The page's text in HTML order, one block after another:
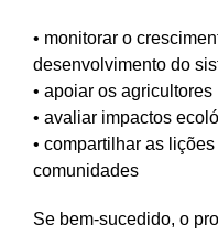
• monitorar o
desenvolvimento do
• apoiar os
• avaliar impactos
• compartilhar as
comunidades
Se bem-sucedido, o